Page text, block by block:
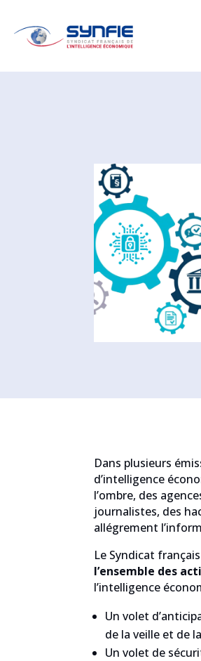
Dans plusieurs
d’intelligence
l’ombre, des
journalistes, des
allégrement
Le Syndicat
l’ensemble des
l’intelligence
Un volet
de la veille et de
Un volet de